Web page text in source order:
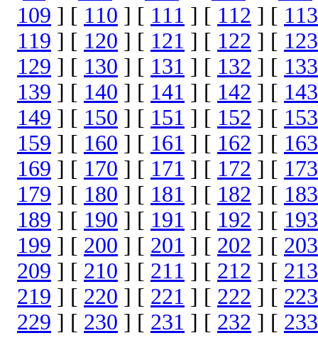
109 ] [ 110 ] [ 111 ] [ 112 ] [ 113
119 ] [ 120 ] [ 121 ] [ 122 ] [ 123
129 ] [ 130 ] [ 131 ] [ 132 ] [ 133
139 ] [ 140 ] [ 141 ] [ 142 ] [ 143
149 ] [ 150 ] [ 151 ] [ 152 ] [ 153
159 ] [ 160 ] [ 161 ] [ 162 ] [ 163
169 ] [ 170 ] [ 171 ] [ 172 ] [ 173
179 ] [ 180 ] [ 181 ] [ 182 ] [ 183
189 ] [ 190 ] [ 191 ] [ 192 ] [ 193
199 ] [ 200 ] [ 201 ] [ 202 ] [ 203
209 ] [ 210 ] [ 211 ] [ 212 ] [ 213
219 ] [ 220 ] [ 221 ] [ 222 ] [ 223
229 ] [ 230 ] [ 231 ] [ 232 ] [ 233